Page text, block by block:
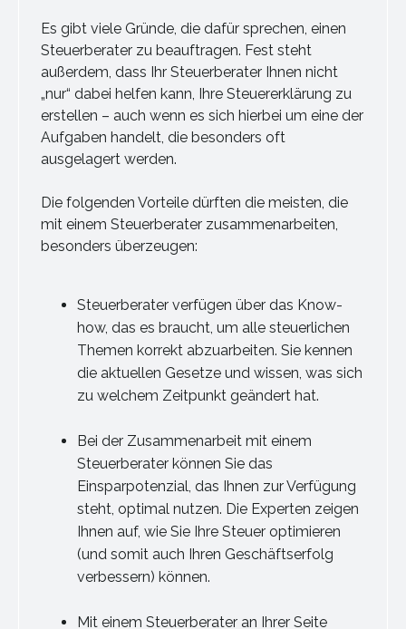
Es gibt viele Gründe, die dafür sprechen, einen
Steuerberater zu beauftragen. Fest steht
außerdem, dass Ihr Steuerberater Ihnen nicht
„nur“ dabei helfen kann, Ihre Steuererklärung zu
erstellen – auch wenn es sich hierbei um eine der
Aufgaben handelt, die besonders oft
ausgelagert werden.
Die folgenden Vorteile dürften die meisten, die
mit einem Steuerberater zusammenarbeiten,
besonders überzeugen:
Steuerberater verfügen über das Know-
how, das es braucht, um alle steuerlichen
Themen korrekt abzuarbeiten. Sie kennen
die aktuellen Gesetze und wissen, was sich
zu welchem Zeitpunkt geändert hat.
Bei der Zusammenarbeit mit einem
Steuerberater können Sie das
Einsparpotenzial, das Ihnen zur Verfügung
steht, optimal nutzen. Die Experten zeigen
Ihnen auf, wie Sie Ihre Steuer optimieren
(und somit auch Ihren Geschäftserfolg
verbessern) können.
Mit einem Steuerberater an Ihrer Seite